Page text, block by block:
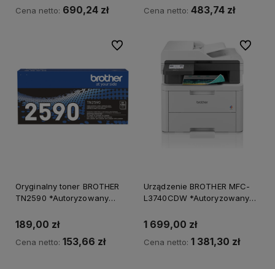
Cena netto: 690,24 zł Cena netto: 483,74 zł
Oryginalny toner BROTHER
TN2590 *Autoryzowany
189,00 zł
Cena netto: 153,66 zł
Do ulubionych
Urządzenie BROTHER MFC-
L3740CDW *Autoryzowany
1 699,00 zł
Cena netto: 1 381,30 zł
Do